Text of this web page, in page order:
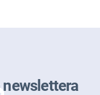
newslettera